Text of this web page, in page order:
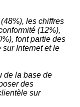
les chiffres
(12%),
font partie des
Internet et le
de la base de
des
sur